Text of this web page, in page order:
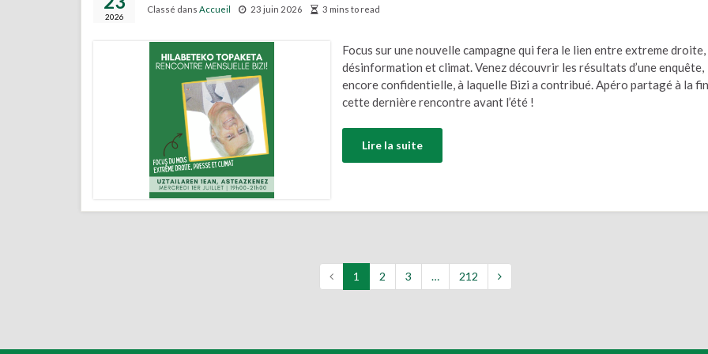
2026
Classé dans Accueil 23 juin 2026 3 mins to read
Focus sur une nouvelle campagne qui fera le lien entre extreme droite,
désinformation et climat. Venez découvrir les résultats d’une enquête,
encore confidentielle, à laquelle Bizi a contribué. Apéro partagé à la
cette dernière rencontre avant l’été !
Lire la suite
1 2 3 … 212